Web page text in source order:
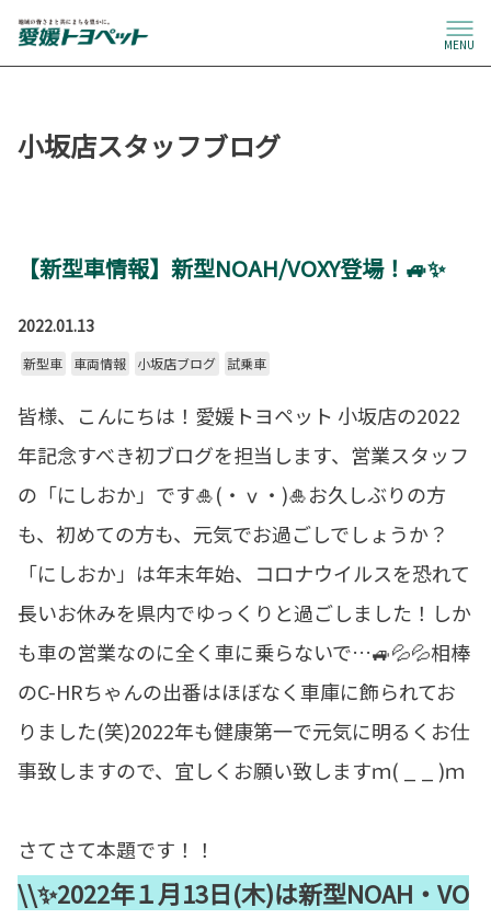
MENU
小坂店スタッフブログ
【新型車情報】新型NOAH/VOXY登場！🚙✨
2022.01.13
新型車 車両情報 小坂店ブログ 試乗車
皆様、こんにちは！愛媛トヨペット 小坂店の2022
年記念すべき初ブログを担当します、営業スタッフ
の「にしおか」です🎍(・ⅴ・)🎍お久しぶりの方
も、初めての方も、元気でお過ごしでしょうか？
「にしおか」は年末年始、コロナウイルスを恐れて
長いお休みを県内でゆっくりと過ごしました！しか
も車の営業なのに全く車に乗らないで…🚙💦💦相棒
のC-HRちゃんの出番はほぼなく車庫に飾られてお
りました(笑)2022年も健康第一で元気に明るくお仕
事致しますので、宜しくお願い致しますｍ( _ _ )ｍ
さてさて本題です！！
\\✨2022年１月13日(木)は新型NOAH・VO